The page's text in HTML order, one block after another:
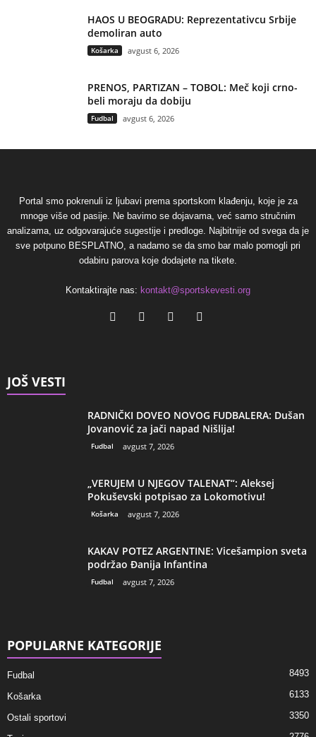
HAOS U BEOGRADU: Reprezentativcu Srbije
demoliran auto
Košarka avgust 6, 2026
PRENOS, PARTIZAN – TOBOL: Meč koji crno-
beli moraju da dobiju
Fudbal avgust 6, 2026
Portal smo pokrenuli iz ljubavi prema sportskom klađenju, koje je za
mnoge više od pasije. Ne bavimo se dojavama, već samo stručnim
analizama, uz odgovarajuće sugestije i predloge. Najbitnije od svega da je
sve potpuno BESPLATNO, a nadamo se da smo bar malo pomogli pri
odabiru parova koje dodajete na tikete.
Kontaktirajte nas: kontakt@sportskevesti.org
JOŠ VESTI
RADNIČKI DOVEO NOVOG FUDBALERA: Dušan
Jovanović za jači napad Nišlija!
Fudbal avgust 7, 2026
„VERUJEM U NJEGOV TALENAT“: Aleksej
Pokuševski potpisao za Lokomotivu!
Košarka avgust 7, 2026
KAKAV POTEZ ARGENTINE: Vicešampion sveta
podržao Đanija Infantina
Fudbal avgust 7, 2026
POPULARNE KATEGORIJE
Fudbal 8493
Košarka 6133
Ostali sportovi 3350